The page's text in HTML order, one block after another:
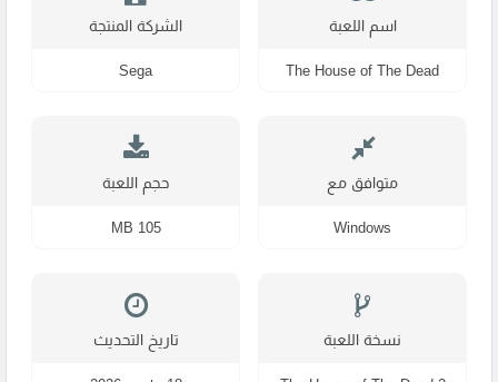
اسم اللعبة
The House of The Dead
الشركة المنتجة
Sega
متوافق مع
Windows
حجم اللعبة
105 MB
نسخة اللعبة تاريخ التحديث